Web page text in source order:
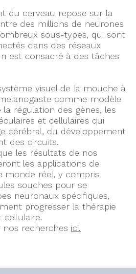
du cerveau repose sur la
des millions de neurones
sous-types, qui sont
dans des réseaux
est consacré à des tâches
visuel de la mouche à
comme modèle
régulation des gènes, les
et cellulaires qui
cérébral, du développement
des circuits.
les résultats de nos
les applications de
monde réel, y compris
souches pour se
neuronaux spécifiques,
progresser la thérapie
nos recherches ici.